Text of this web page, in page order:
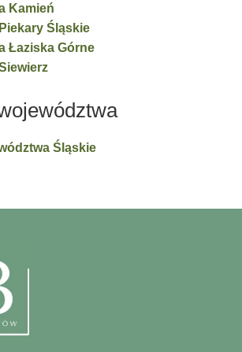
Kamień
Śląskie
Łaziska Górne
Śląskie